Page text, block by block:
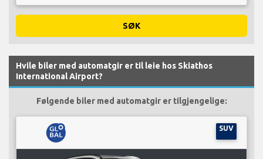
SØK
Hvile biler med automatgir er til leie hos Skiathos
International Airport?
Følgende biler med automatgir er tilgjengelige:
SUV